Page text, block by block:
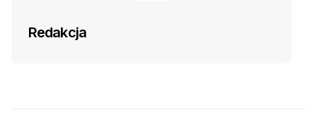
Redakcja